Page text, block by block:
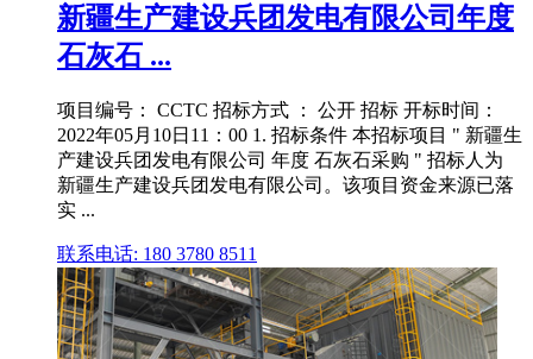
新疆生产建设兵团发电有限公司年度
石灰石 ...
项目编号： CCTC 招标方式 ： 公开 招标 开标时间：
2022年05月10日11：00 1. 招标条件 本招标项目 " 新疆生
产建设兵团发电有限公司 年度 石灰石采购 " 招标人为
新疆生产建设兵团发电有限公司。该项目资金来源已落
实 ...
联系电话: 180 3780 8511